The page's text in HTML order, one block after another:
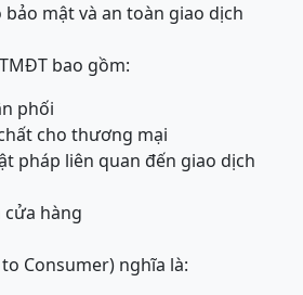
bảo mật và an toàn giao dịch
bao gồm:
phối
cho thương mại
pháp liên quan đến giao dịch
cửa hàng
Consumer) nghĩa là: